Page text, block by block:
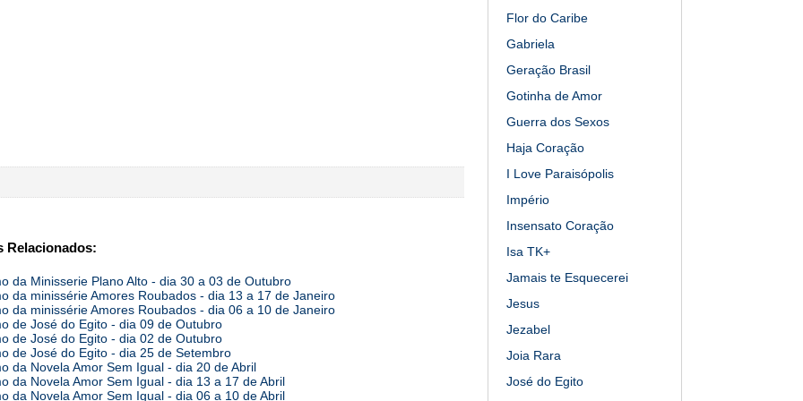
Relacionados:
da Minisserie Plano Alto - dia 30 a 03 de Outubro
da minissérie Amores Roubados - dia 13 a 17 de Janeiro
da minissérie Amores Roubados - dia 06 a 10 de Janeiro
de José do Egito - dia 09 de Outubro
de José do Egito - dia 02 de Outubro
de José do Egito - dia 25 de Setembro
da Novela Amor Sem Igual - dia 20 de Abril
da Novela Amor Sem Igual - dia 13 a 17 de Abril
da Novela Amor Sem Igual - dia 06 a 10 de Abril
Flor do Caribe
Gabriela
Geração Brasil
Gotinha de Amor
Guerra dos Sexos
Haja Coração
I Love Paraisópolis
Império
Insensato Coração
Isa TK+
Jamais te Esquecerei
Jesus
Jezabel
Joia Rara
José do Egito